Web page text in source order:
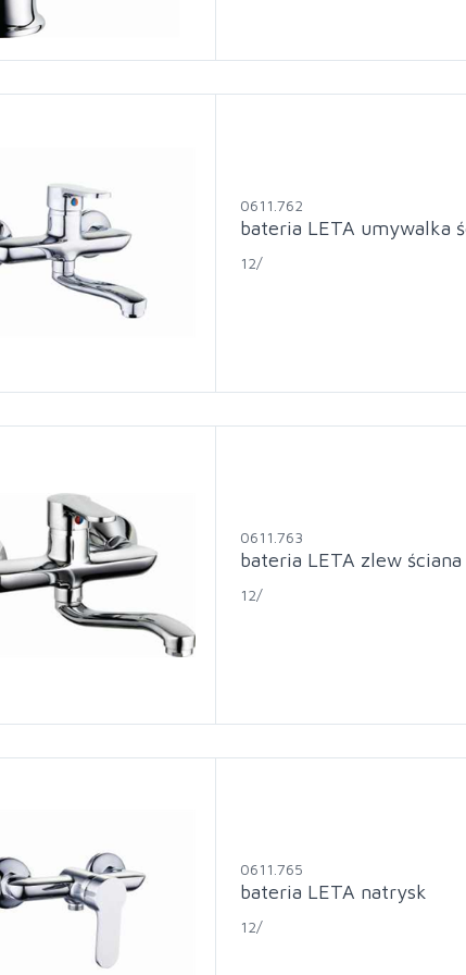
0611.762
bateria LETA umywalka
12/
0611.763
bateria LETA zlew ściana
12/
0611.765
bateria LETA natrysk
12/